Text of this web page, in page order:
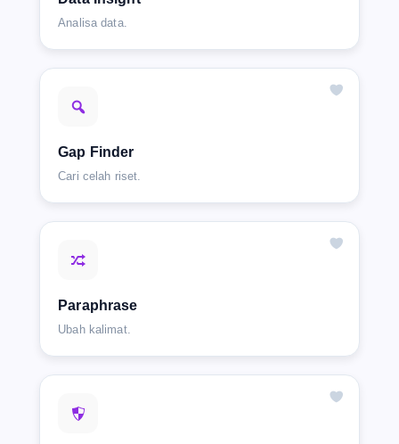
Analisa data.
Gap Finder
Cari celah riset.
Paraphrase
Ubah kalimat.